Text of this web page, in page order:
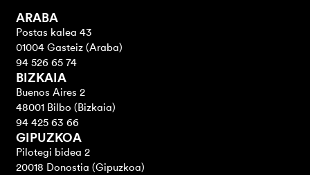
ARABA
Postas kalea 43
01004 Gasteiz (Araba)
94 526 65 74
BIZKAIA
Buenos Aires 2
48001 Bilbo (Bizkaia)
94 425 63 66
GIPUZKOA
Pilotegi bidea 2
20018 Donostia (Gipuzkoa)